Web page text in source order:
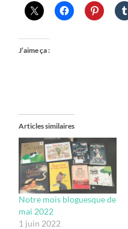
J’aime ça :
Articles similaires
Notre mois bloguesque de
mai 2022
1 juin 2022